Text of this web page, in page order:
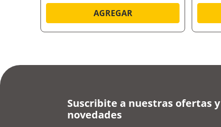
AGREGAR
Suscribite a nuestras ofertas y
novedades